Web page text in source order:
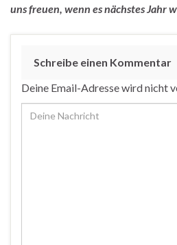
uns freuen, wenn es nächstes Jahr
Schreibe einen Kommentar
Deine Email-Adresse wird nicht